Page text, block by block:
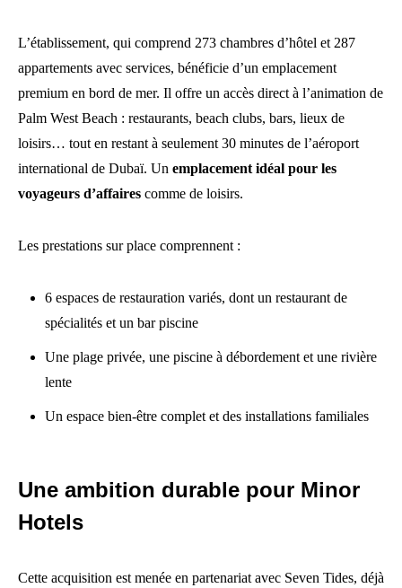
L’établissement, qui comprend 273 chambres d’hôtel et 287
appartements avec services, bénéficie d’un emplacement
premium en bord de mer. Il offre un accès direct à l’animation de
Palm West Beach : restaurants, beach clubs, bars, lieux de
loisirs… tout en restant à seulement 30 minutes de l’aéroport
international de Dubaï. Un emplacement idéal pour les
voyageurs d’affaires comme de loisirs.
Les prestations sur place comprennent :
6 espaces de restauration variés, dont un restaurant de
spécialités et un bar piscine
Une plage privée, une piscine à débordement et une rivière
lente
Un espace bien-être complet et des installations familiales
Une ambition durable pour Minor
Hotels
Cette acquisition est menée en partenariat avec Seven Tides, déjà